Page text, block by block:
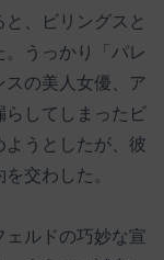
、ビリングスと
うっかり「パレ
スの美人女優、ア
らしてしまったビ
ようとしたが、彼
交わした。
ェルドの巧妙な宣